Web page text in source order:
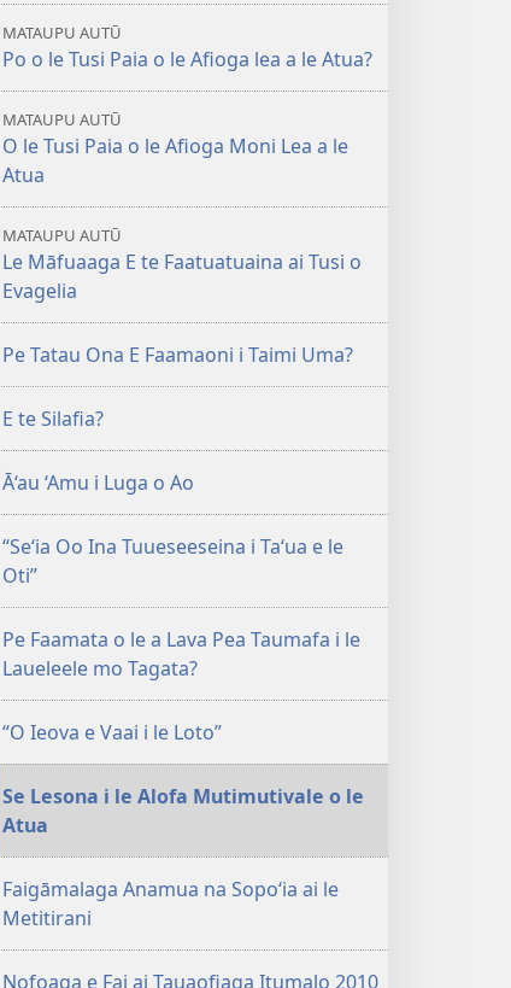
OLOMATAMATA
Mati 2010
ua
mavae
e
MATAUPU AUTŪ
Po o le Tusi Paia o le Afioga lea a le Atua?
MATAUPU AUTŪ
O le Tusi Paia o le Afioga Moni Lea a le
Atua
MATAUPU AUTŪ
Le Māfuaaga E te Faatuatuaina ai Tusi o
Evagelia
Pe Tatau Ona E Faamaoni i Taimi Uma?
E te Silafia?
Ā‘au ‘Amu i Luga o Ao
“Se‘ia Oo Ina Tuueseeseina i Ta‘ua e le
Oti”
Pe Faamata o le a Lava Pea Taumafa i le
Laueleele mo Tagata?
“O Ieova e Vaai i le Loto”
Se Lesona i le Alofa Mutimutivale o le
Atua
Faigāmalaga Anamua na Sopo‘ia ai le
Metitirani
Nofoaga e Fai ai Tauaofiaga Itumalo 2010